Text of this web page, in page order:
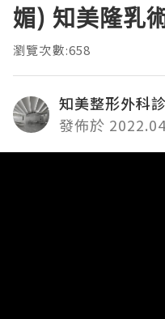
媚) 知美隆乳
瀏覽次數:658
知美整形外科
發佈於